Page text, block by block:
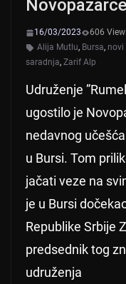
16/03/2023
606
Alija Mutlu, Bursa, novi
saradnja, Zarif Alp
Udruženje
ugostilo je
nedavnog
u Bursi. Tom
jačati veze na
je u Bursi
Republike Srbije
predsednik tog
udruženja